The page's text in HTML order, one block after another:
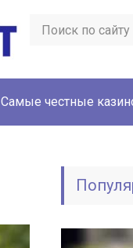
Cамые честные